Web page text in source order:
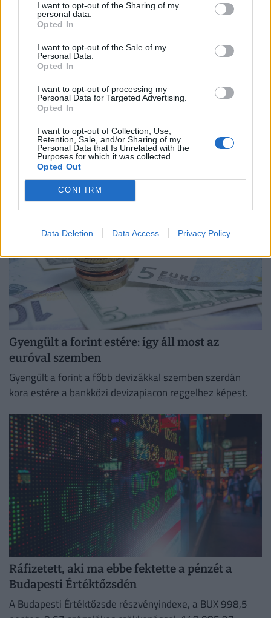
I want to opt-out of the Sharing of my
personal data.
Opted In
I want to opt-out of the Sale of my
Personal Data.
Opted In
I want to opt-out of processing my
Personal Data for Targeted Advertising.
Opted In
I want to opt-out of Collection, Use,
Retention, Sale, and/or Sharing of my
Personal Data that Is Unrelated with the
Purposes for which it was collected.
Opted Out
CONFIRM
Data Deletion Data Access Privacy Policy
Lépett a kormány, fontos nemzetközi pozícióba
került Kármán András pénzügyminiszter
Helyettes kormányzóvá nevezte ki a kormány Kármán
András pénzügyminisztert a Nemzetközi Valutaalap
kormányzótanácsában.
Gyengült a forint estére: így áll most az
euróval szemben
Gyengült a forint a főbb devizákkal szemben szerdán
kora estére a bankközi devizapiacon reggelhez képest.
Ráfizetett, aki ma ebbe fektette a pénzét a
Budapesti Értéktőzsdén
A Budapesti Értéktőzsde részvényindexe, a BUX 998,5